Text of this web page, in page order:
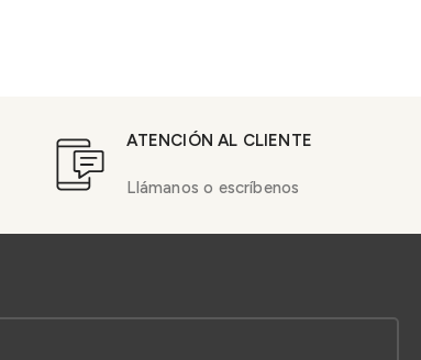
ATENCIÓN AL CLIENTE
Llámanos o escríbenos